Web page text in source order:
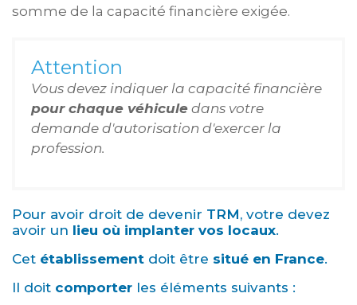
somme de la capacité financière exigée.
Attention
Vous devez indiquer la capacité financière
pour chaque véhicule dans votre
demande d'autorisation d'exercer la
profession.
Pour avoir droit de devenir TRM, votre devez
avoir un lieu où implanter vos locaux.
Cet établissement doit être situé en France.
Il doit comporter les éléments suivants :